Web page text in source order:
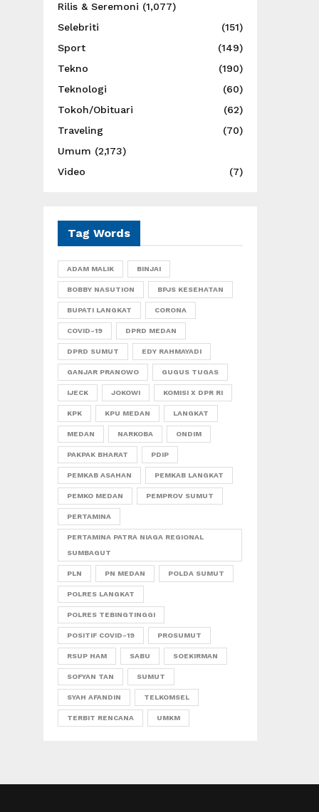
Rilis & Seremoni (1,077)
Selebriti
(151)
Sport
(149)
Tekno
(190)
Teknologi
(60)
Tokoh/Obituari
(62)
Traveling
(70)
Umum (2,173)
Video
(7)
Tag Words
ADAM MALIK BINJAI
BOBBY NASUTION BPJS KESEHATAN
BUPATI LANGKAT CORONA
COVID-19 DPRD MEDAN
DPRD SUMUT EDY RAHMAYADI
GANJAR PRANOWO GUGUS TUGAS
IJECK JOKOWI KOMISI X DPR RI
KPK KPU MEDAN LANGKAT
MEDAN NARKOBA ONDIM
PAKPAK BHARAT PDIP
PEMKAB ASAHAN PEMKAB LANGKAT
PEMKO MEDAN PEMPROV SUMUT
PERTAMINA
PERTAMINA PATRA NIAGA REGIONAL
SUMBAGUT
PLN PN MEDAN POLDA SUMUT
POLRES LANGKAT
POLRES TEBINGTINGGI
POSITIF COVID-19 PROSUMUT
RSUP HAM SABU SOEKIRMAN
SOFYAN TAN SUMUT
SYAH AFANDIN TELKOMSEL
TERBIT RENCANA UMKM